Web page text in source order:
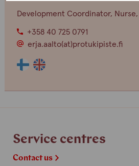
Development Coordinator,
+358 40 725 0791
erja.aalto(at)protukipiste.fi
The
a
The
a
Service centres
Contact us